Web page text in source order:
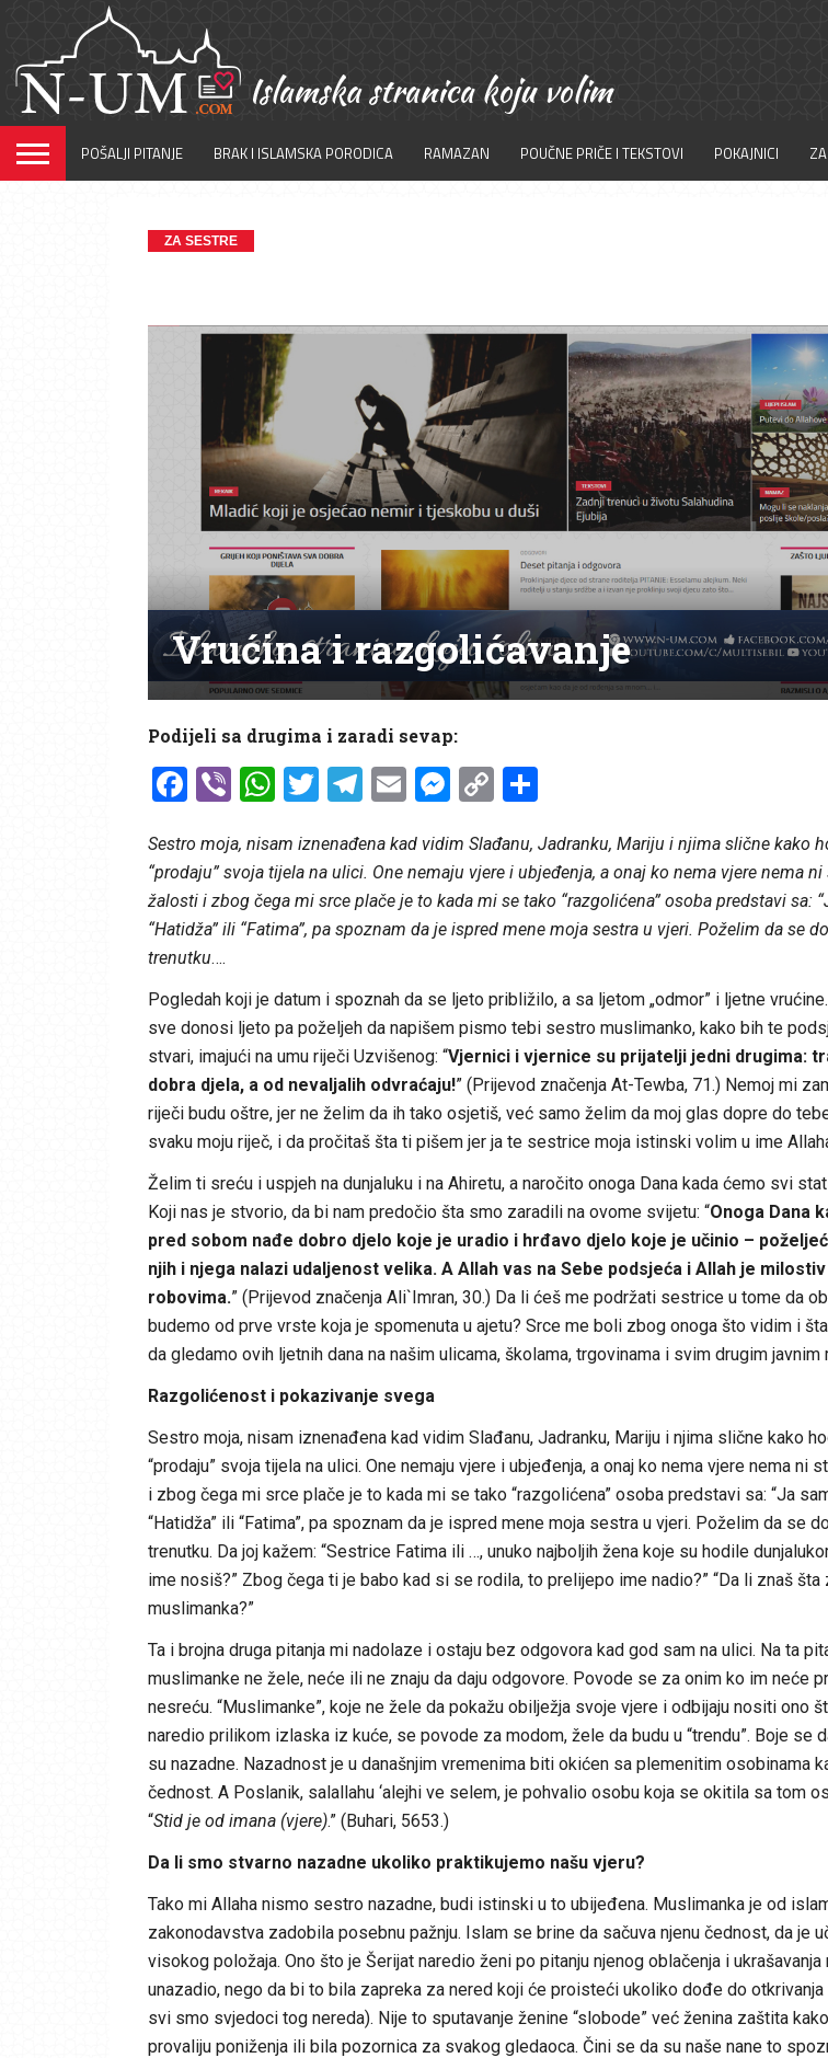
POŠALJI PITANJE BRAK I ISLAMSKA PORODICA RAMAZAN POUČNE PRIČE I TEKSTOVI POKAJNICI
ZA SESTRE
Vrućina i razgolićavanje
Podijeli sa drugima i zaradi sevap:
Facebook
ViberWhatsApp
Twitter
Telegram
EmailMessenger
CopyShare
Sestro moja, nisam iznenađena kad vidim Slađanu, Jadranku, Mariju i njima slične kako
“prodaju” svoja tijela na ulici. One nemaju vjere i ubjeđenja, a onaj ko nema vjere nema
žalosti i zbog čega mi srce plače je to kada mi se tako “razgolićena” osoba predstavi sa:
“Hatidža” ili “Fatima”, pa spoznam da je ispred mene moja sestra u vjeri. Poželim da se
trenutku….
Pogledah koji je datum i spoznah da se ljeto približilo, a sa ljetom „odmor” i ljetne
sve donosi ljeto pa poželjeh da napišem pismo tebi sestro muslimanko, kako bih te
stvari, imajući na umu riječi Uzvišenog: “Vjernici i vjernice su prijatelji jedni drugima:
dobra djela, a od nevaljalih odvraćaju!” (Prijevod značenja At-Tewba, 71.) Nemoj mi
riječi budu oštre, jer ne želim da ih tako osjetiš, već samo želim da moj glas dopre do
svaku moju riječ, i da pročitaš šta ti pišem jer ja te sestrice moja istinski volim u ime
Želim ti sreću i uspjeh na dunjaluku i na Ahiretu, a naročito onoga Dana kada ćemo svi
Koji nas je stvorio, da bi nam predočio šta smo zaradili na ovome svijetu: “Onoga Dana
pred sobom nađe dobro djelo koje je uradio i hrđavo djelo koje je učinio –
njih i njega nalazi udaljenost velika. A Allah vas na Sebe podsjeća i Allah je
robovima.” (Prijevod značenja Ali`Imran, 30.) Da li ćeš me podržati sestrice u tome da
budemo od prve vrste koja je spomenuta u ajetu? Srce me boli zbog onoga što vidim i
da gledamo ovih ljetnih dana na našim ulicama, školama, trgovinama i svim drugim javnim
Razgolićenost i pokazivanje svega
Sestro moja, nisam iznenađena kad vidim Slađanu, Jadranku, Mariju i njima slične kako
“prodaju” svoja tijela na ulici. One nemaju vjere i ubjeđenja, a onaj ko nema vjere nema ni
i zbog čega mi srce plače je to kada mi se tako “razgolićena” osoba predstavi sa: “Ja
“Hatidža” ili “Fatima”, pa spoznam da je ispred mene moja sestra u vjeri. Poželim da se
trenutku. Da joj kažem: “Sestrice Fatima ili …, unuko najboljih žena koje su hodile
ime nosiš?” Zbog čega ti je babo kad si se rodila, to prelijepo ime nadio?” “Da li znaš šta
muslimanka?”
Ta i brojna druga pitanja mi nadolaze i ostaju bez odgovora kad god sam na ulici. Na ta
muslimanke ne žele, neće ili ne znaju da daju odgovore. Povode se za onim ko im neće
nesreću. “Muslimanke”, koje ne žele da pokažu obilježja svoje vjere i odbijaju nositi ono
naredio prilikom izlaska iz kuće, se povode za modom, žele da budu u “trendu”. Boje se
su nazadne. Nazadnost je u današnjim vremenima biti okićen sa plemenitim osobinama
čednost. A Poslanik, salallahu ‘alejhi ve selem, je pohvalio osobu koja se okitila sa tom
“Stid je od imana (vjere).” (Buhari, 5653.)
Da li smo stvarno nazadne ukoliko praktikujemo našu vjeru?
Tako mi Allaha nismo sestro nazadne, budi istinski u to ubijeđena. Muslimanka je od
zakonodavstva zadobila posebnu pažnju. Islam se brine da sačuva njenu čednost, da je
visokog položaja. Ono što je Šerijat naredio ženi po pitanju njenog oblačenja i ukrašavanja
unazadio, nego da bi to bila zapreka za nered koji će proisteći ukoliko dođe do otkrivanja
svi smo svjedoci tog nereda). Nije to sputavanje ženine “slobode” već ženina zaštita
provaliju poniženja ili bila pozornica za svakog gledaoca. Čini se da su naše nane to